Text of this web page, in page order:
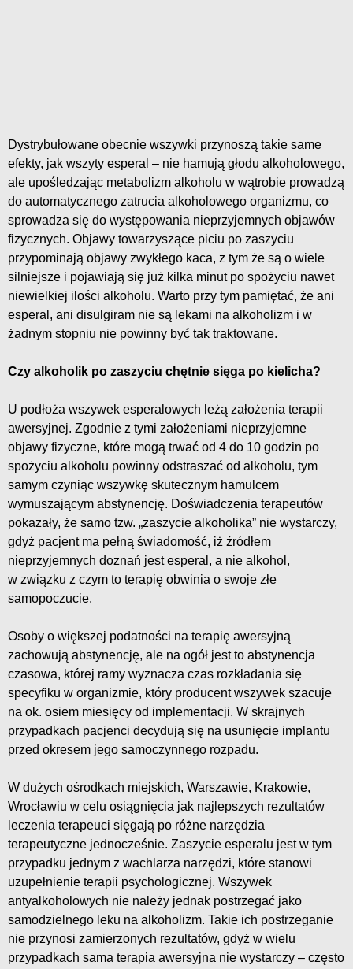
Dystrybułowane obecnie wszywki przynoszą takie same
efekty, jak wszyty esperal – nie hamują głodu alkoholowego,
ale upośledzając metabolizm alkoholu w wątrobie prowadzą
do automatycznego zatrucia alkoholowego organizmu, co
sprowadza się do występowania nieprzyjemnych objawów
fizycznych. Objawy towarzyszące piciu po zaszyciu
przypominają objawy zwykłego kaca, z tym że są o wiele
silniejsze i pojawiają się już kilka minut po spożyciu nawet
niewielkiej ilości alkoholu. Warto przy tym pamiętać, że ani
esperal, ani disulgiram nie są lekami na alkoholizm i w
żadnym stopniu nie powinny być tak traktowane.
Czy alkoholik po zaszyciu chętnie sięga po kielicha?
U podłoża wszywek esperalowych leżą założenia terapii
awersyjnej. Zgodnie z tymi założeniami nieprzyjemne
objawy fizyczne, które mogą trwać od 4 do 10 godzin po
spożyciu alkoholu powinny odstraszać od alkoholu, tym
samym czyniąc wszywkę skutecznym hamulcem
wymuszającym abstynencję. Doświadczenia terapeutów
pokazały, że samo tzw. „zaszycie alkoholika” nie wystarczy,
gdyż pacjent ma pełną świadomość, iż źródłem
nieprzyjemnych doznań jest esperal, a nie alkohol,
w związku z czym to terapię obwinia o swoje złe
samopoczucie.
Osoby o większej podatności na terapię awersyjną
zachowują abstynencję, ale na ogół jest to abstynencja
czasowa, której ramy wyznacza czas rozkładania się
specyfiku w organizmie, który producent wszywek szacuje
na ok. osiem miesięcy od implementacji. W skrajnych
przypadkach pacjenci decydują się na usunięcie implantu
przed okresem jego samoczynnego rozpadu.
W dużych ośrodkach miejskich, Warszawie, Krakowie,
Wrocławiu w celu osiągnięcia jak najlepszych rezultatów
leczenia terapeuci sięgają po różne narzędzia
terapeutyczne jednocześnie. Zaszycie esperalu jest w tym
przypadku jednym z wachlarza narzędzi, które stanowi
uzupełnienie terapii psychologicznej. Wszywek
antyalkoholowych nie należy jednak postrzegać jako
samodzielnego leku na alkoholizm. Takie ich postrzeganie
nie przynosi zamierzonych rezultatów, gdyż w wielu
przypadkach sama terapia awersyjna nie wystarczy – często